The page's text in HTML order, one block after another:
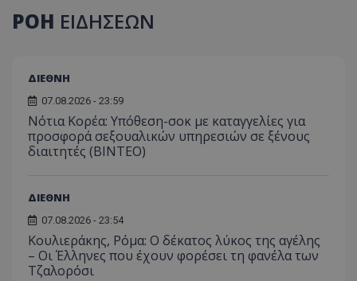
ΡΟΗ ΕΙΔΗΣΕΩΝ
ΔΙΕΘΝΗ
07.08.2026 - 23:59
Νότια Κορέα: Υπόθεση-σοκ με καταγγελίες για
προσφορά σεξουαλικών υπηρεσιών σε ξένους
διαιτητές (BINTEO)
ΔΙΕΘΝΗ
07.08.2026 - 23:54
Κουλιεράκης, Ρόμα: Ο δέκατος λύκος της αγέλης
– Οι Έλληνες που έχουν φορέσει τη φανέλα των
Τζαλορόσι